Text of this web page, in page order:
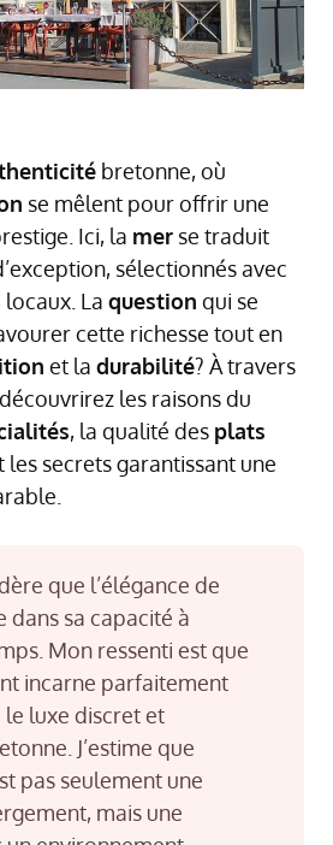
bretonne, où
se mêlent pour offrir une
Ici, la mer se traduit
sélectionnés avec
locaux. La question qui se
cette richesse tout en
et la durabilité? À travers
les raisons du
, la qualité des plats
secrets garantissant une
que l’élégance de
dans sa capacité à
Mon ressenti est que
incarne parfaitement
le luxe discret et
J’estime que
pas seulement une
mais une